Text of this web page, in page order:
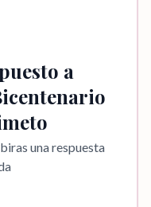
a
una respuesta